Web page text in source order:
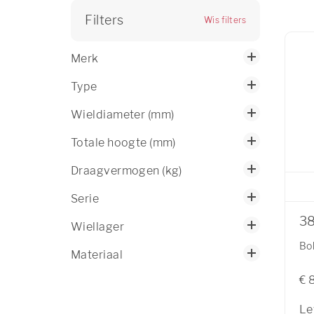
Filters Wis filters
Merk
Type
Wieldiameter (mm)
Totale hoogte (mm)
Draagvermogen (kg)
Serie
Wiellager
Materiaal
€